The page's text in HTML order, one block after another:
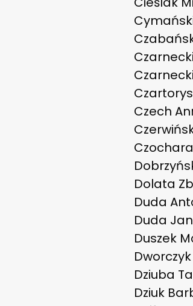
Czech
Dolata
Duda
Duda
Duszek
Dziuba
Dziuk